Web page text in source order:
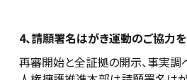
4、請願署名はがき運動のご協力を
再審開始と全証拠の開示、事実調